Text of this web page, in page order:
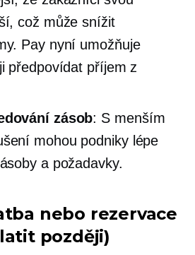
což může snížit
Pay nyní umožňuje
předpovídat příjem z
zásob: S menším
mohou podniky lépe
a požadavky.
nebo rezervace
později)